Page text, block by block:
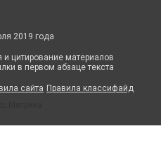
2019 года
цитирование материалов
в первом абзаце текста
сайта Правила классифайд